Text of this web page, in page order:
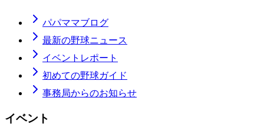
パパママブログ
最新の野球ニュース
イベントレポート
初めての野球ガイド
事務局からのお知らせ
イベント